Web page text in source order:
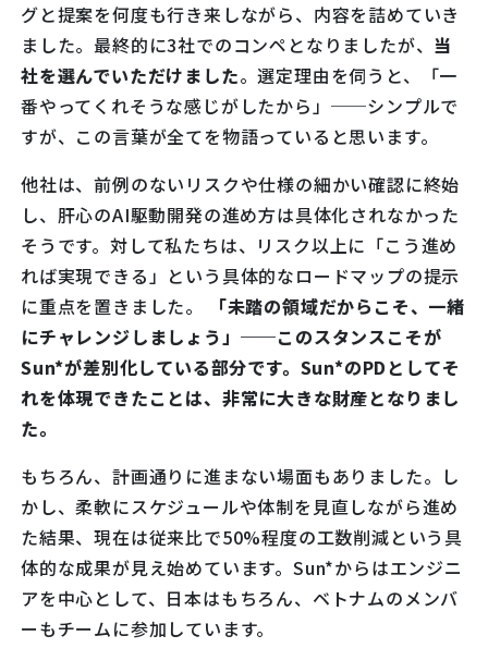
グと提案を何度も行き来しながら、内容を詰めていき
ました。最終的に3社でのコンペとなりましたが、 当
社を選んでいただけました。選定理由を伺うと、「一
番やってくれそうな感じがしたから」──シンプルで
すが、この言葉が全てを物語っていると思います。
他社は、前例のないリスクや仕様の細かい確認に終始
し、肝心のAI駆動開発の進め方は具体化されなかった
そうです。対して私たちは、リスク以上に「こう進め
れば実現できる」という具体的なロードマップの提示
に重点を置きました。
「未踏の領域だからこそ、一緒
にチャレンジしましょう」──このスタンスこそが
Sun*が差別化している部分です。Sun*のPDとしてそ
れを体現できたことは、非常に大きな財産となりまし
た。
もちろん、計画通りに進まない場面もありました。し
かし、柔軟にスケジュールや体制を見直しながら進め
た結果、現在は従来比で50%程度の工数削減という具
体的な成果が見え始めています。Sun*からはエンジニ
アを中心として、日本はもちろん、ベトナムのメンバ
ーもチームに参加しています。